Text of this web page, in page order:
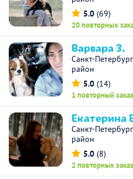
5.0 (69)
20 повторных
Варвара З.
Санкт-
район
5.0 (14)
1 повторный заказ
Екатерина
Санкт-
район
5.0 (8)
2 повторных